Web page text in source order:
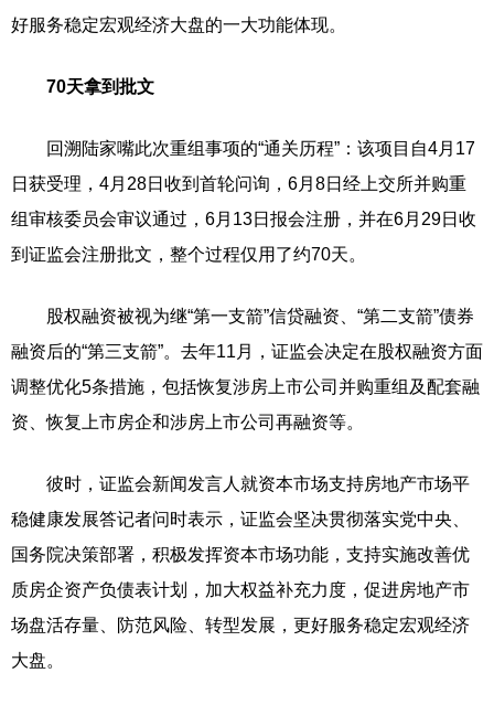
好服务稳定宏观经济大盘的一大功能体现。
70天拿到批文
回溯陆家嘴此次重组事项的“通关历程”：该项目自4月17
日获受理，4月28日收到首轮问询，6月8日经上交所并购重
组审核委员会审议通过，6月13日报会注册，并在6月29日收
到证监会注册批文，整个过程仅用了约70天。
股权融资被视为继“第一支箭”信贷融资、“第二支箭”债券
融资后的“第三支箭”。去年11月，证监会决定在股权融资方面
调整优化5条措施，包括恢复涉房上市公司并购重组及配套融
资、恢复上市房企和涉房上市公司再融资等。
彼时，证监会新闻发言人就资本市场支持房地产市场平
稳健康发展答记者问时表示，证监会坚决贯彻落实党中央、
国务院决策部署，积极发挥资本市场功能，支持实施改善优
质房企资产负债表计划，加大权益补充力度，促进房地产市
场盘活存量、防范风险、转型发展，更好服务稳定宏观经济
大盘。